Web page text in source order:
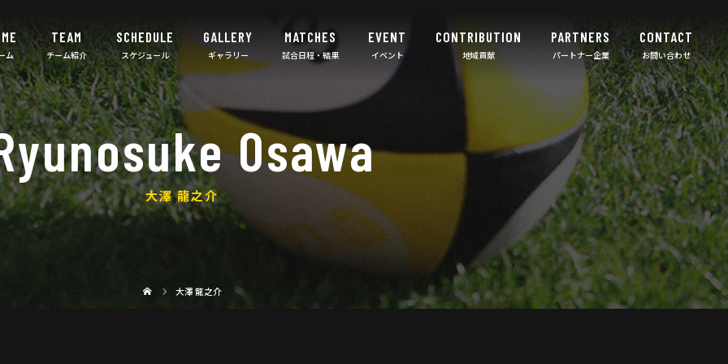
TEAM SCHEDULE GALLERY MATCHES EVENT CONTRIBUTION PARTNERS CONTACT
Osawa
大澤 龍之介
大澤 龍之介